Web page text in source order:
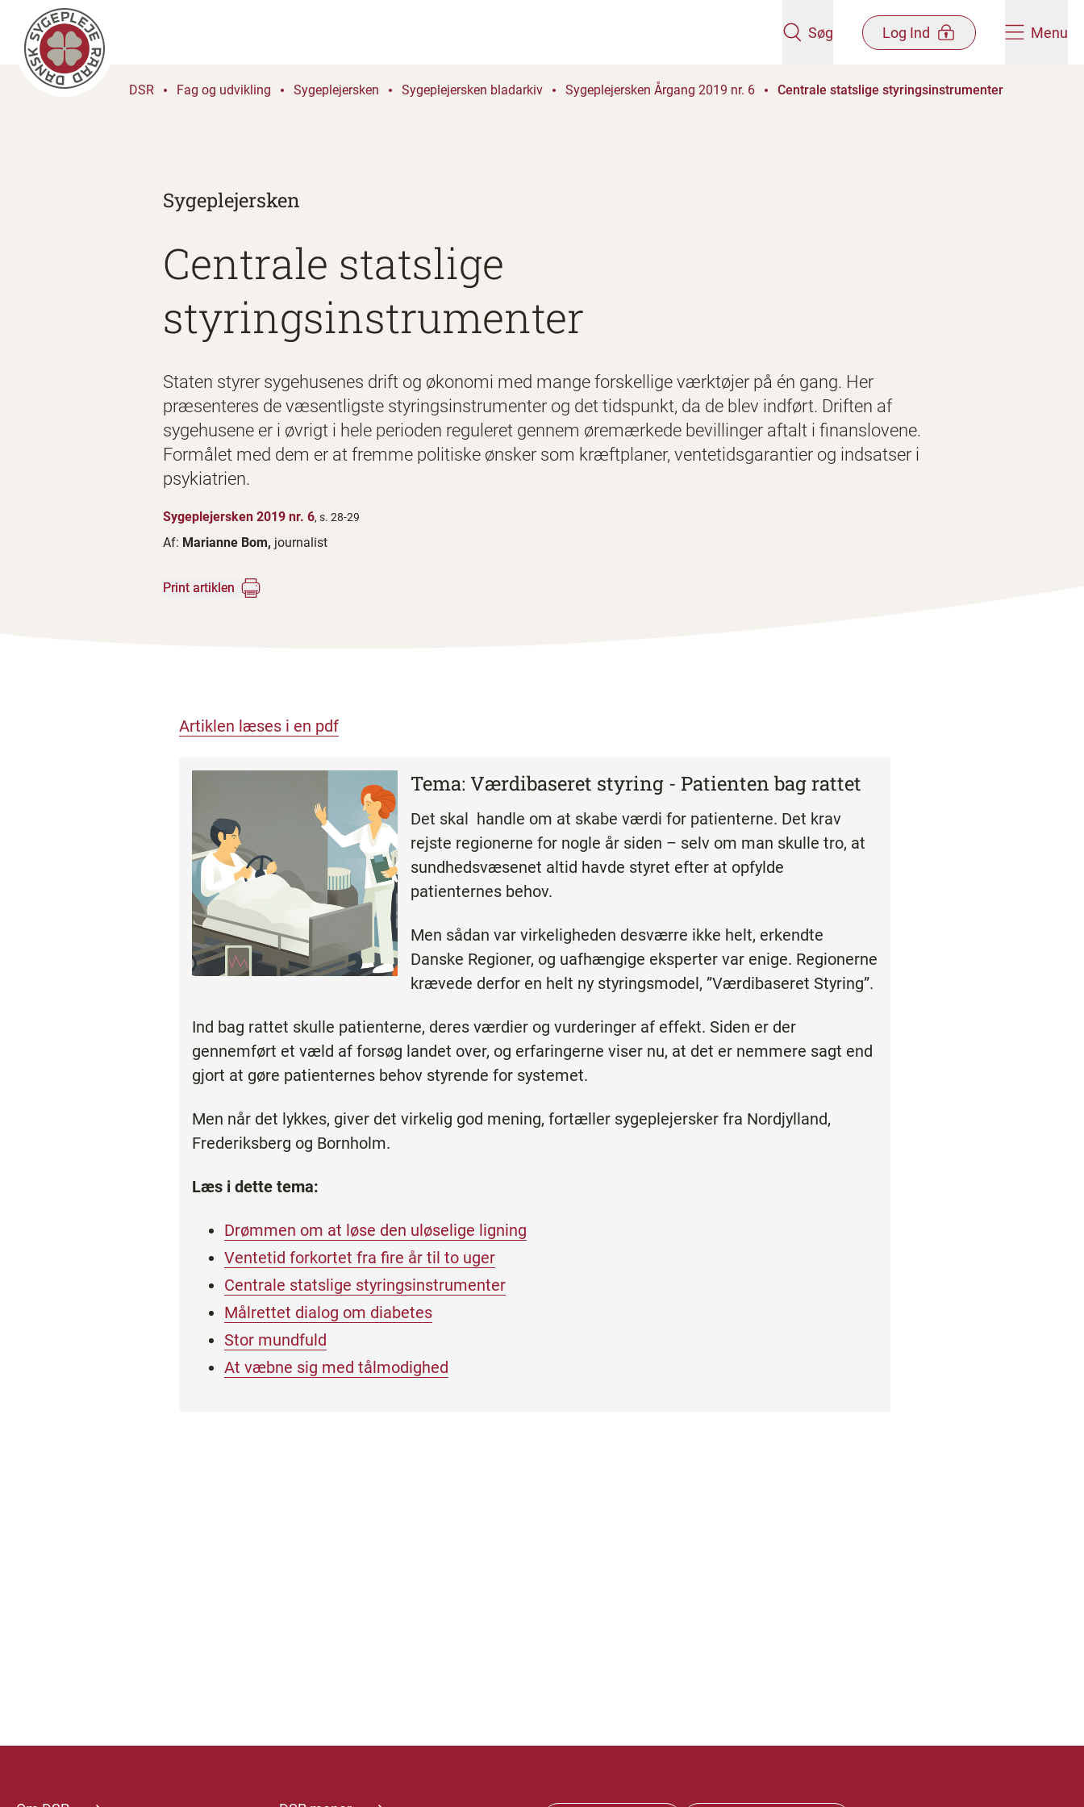
Søg Log Ind Menu
DSR Fag og udvikling Sygeplejersken Sygeplejersken bladarkiv Sygeplejersken Årgang 2019 nr. 6 Centrale statslige styringsinstrumenter
Sygeplejersken
Centrale statslige
styringsinstrumenter
Staten styrer sygehusenes drift og økonomi med mange forskellige værktøjer på én gang. Her
præsenteres de væsentligste styringsinstrumenter og det tidspunkt, da de blev indført. Driften af
sygehusene er i øvrigt i hele perioden reguleret gennem øremærkede bevillinger aftalt i finanslovene.
Formålet med dem er at fremme politiske ønsker som kræftplaner, ventetidsgarantier og indsatser i
psykiatrien.
Sygeplejersken 2019 nr. 6, s. 28-29
Af: Marianne Bom, journalist
Print artiklen
Artiklen læses i en pdf
Tema: Værdibaseret styring - Patienten bag rattet
Det skal handle om at skabe værdi for patienterne. Det krav
rejste regionerne for nogle år siden – selv om man skulle tro, at
sundhedsvæsenet altid havde styret efter at opfylde
patienternes behov.
Men sådan var virkeligheden desværre ikke helt, erkendte
Danske Regioner, og uafhængige eksperter var enige. Regionerne
krævede derfor en helt ny styringsmodel, ”Værdibaseret Styring”.
Ind bag rattet skulle patienterne, deres værdier og vurderinger af effekt. Siden er der
gennemført et væld af forsøg landet over, og erfaringerne viser nu, at det er nemmere sagt end
gjort at gøre patienternes behov styrende for systemet.
Men når det lykkes, giver det virkelig god mening, fortæller sygeplejersker fra Nordjylland,
Frederiksberg og Bornholm.
Læs i dette tema:
Drømmen om at løse den uløselige ligning
Ventetid forkortet fra fire år til to uger
Centrale statslige styringsinstrumenter
Målrettet dialog om diabetes
Stor mundfuld
At væbne sig med tålmodighed